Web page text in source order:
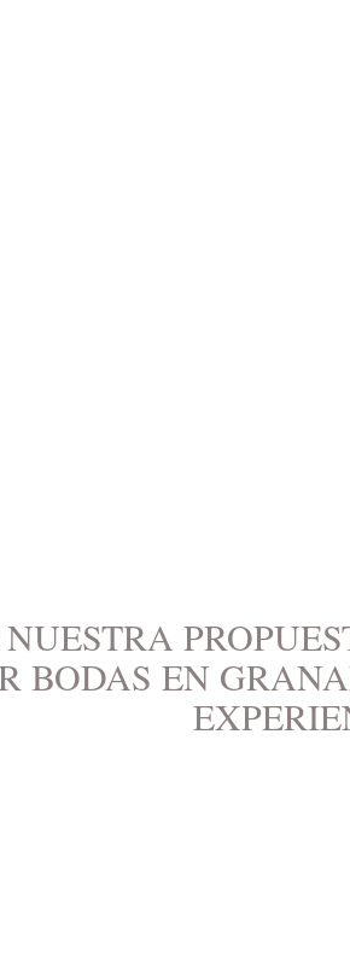
BODAS EN